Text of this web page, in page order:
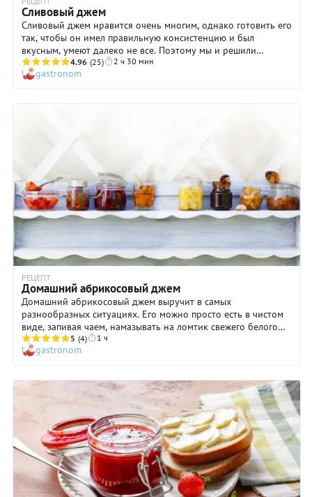
Сливовый джем
Сливовый джем нравится очень многим, однако готовить его
так, чтобы он имел правильную консистенцию и был
вкусным, умеют далеко не все. Поэтому мы и решили
поделиться здесь этим замечательным проверенным
рецептом! Конечно, приготовление сливового джема, как и
любого другого, требует определенного времени, но
результат, безусловно, стоит того. Не поленитесь потратить
4.96 (25) 2 ч 30 мин
gastronom
РЕЦЕПТ
Домашний абрикосовый джем
Домашний абрикосовый джем выручит в самых
разнообразных ситуациях. Его можно просто есть в чистом
виде, запивая чаем, намазывать на ломтик свежего белого
хлеба или использовать в качестве начинки пирога. В
общем, варианты есть! Готовить же такой джем довольно
просто и не слишком долго, поэтому проверить наш рецепт
на практике имеет смысл. Единственно, на что хотелось бы
обратить внимание, — этот домашний абрикосовый джем не
предназначен для длительного хранения. Если же вам
хочется продлить срок «жизни» такой сладкой заготовки,
варите его по 10 минут на протяжении двух-трех дней.
Затем закатайте в горячем виде и дайте остыть. В этом
случае джем отлично сохранится на протяжении года даже
без холодильника.
5 (4) 1 ч
gastronom